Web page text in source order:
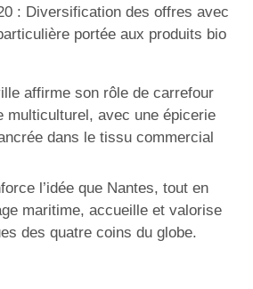
: Diversification des offres avec
portée aux produits bio
affirme son rôle de carrefour
multiculturel, avec une épicerie
dans le tissu commercial
l’idée que Nantes, tout en
maritime, accueille et valorise
des quatre coins du globe.